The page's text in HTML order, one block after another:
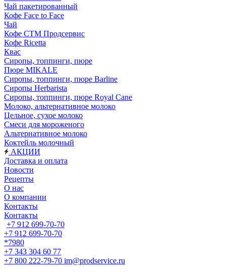
Чай пакетированный
Кофе Face to Face
Чай
Кофе СТМ Продсервис
Кофе Ricetta
Квас
Сиропы, топпинги, пюре
Пюре MIKALE
Сиропы, топпинги, пюре Barline
Сиропы Herbarista
Сиропы, топпинги, пюре Royal Cane
Молоко, альтернативное молоко
Цельное, сухое молоко
Смеси для мороженого
Альтернативное молоко
Коктейль молочный
АКЦИИ
Доставка и оплата
Новости
Рецепты
О нас
О компании
Контакты
Контакты
+7 912 699-70-70
+7 912 699-70-70
*7980
+7 343 304 60 77
+7 800 222-79-70 im@prodservice.ru